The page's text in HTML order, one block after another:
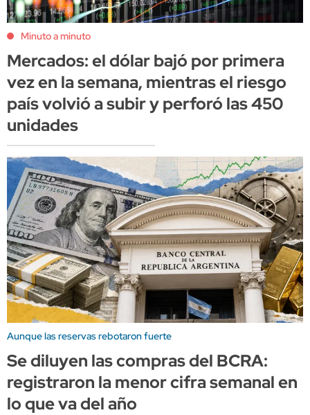
Minuto a minuto
Mercados: el dólar bajó por primera
vez en la semana, mientras el riesgo
país volvió a subir y perforó las 450
unidades
Aunque las reservas rebotaron fuerte
Se diluyen las compras del BCRA:
registraron la menor cifra semanal en
lo que va del año